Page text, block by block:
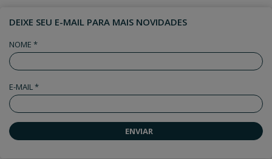
DEIXE SEU E-MAIL PARA MAIS NOVIDADES
NOME *
E-MAIL *